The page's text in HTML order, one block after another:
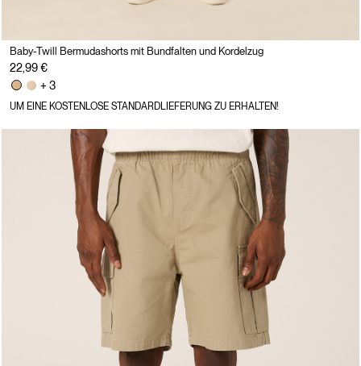
Baby-Twill Bermudashorts mit Bundfalten und Kordelzug
22,99 €
+ 3
UM EINE KOSTENLOSE STANDARDLIEFERUNG ZU ERHALTEN!